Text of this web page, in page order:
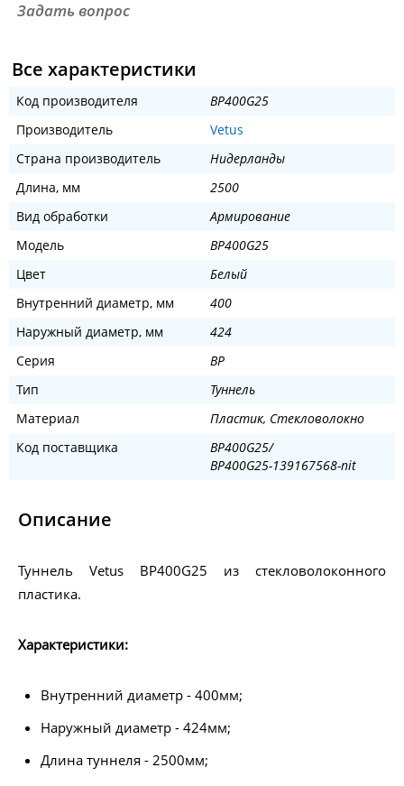
Задать вопрос
Все характеристики
Код производителя
BP400G25
Производитель
Vetus
Страна производитель
Нидерланды
Длина, мм
2500
Вид обработки
Армирование
Модель
BP400G25
Цвет
Белый
Внутренний диаметр, мм
400
Наружный диаметр, мм
424
Серия
BP
Тип
Туннель
Материал
Пластик, Стекловолокно
Код поставщика
BP400G25/
BP400G25-139167568-nit
Описание
Туннель Vetus BP400G25 из стекловолоконного
пластика.
Характеристики:
Внутренний диаметр - 400мм;
Наружный диаметр - 424мм;
Длина туннеля - 2500мм;